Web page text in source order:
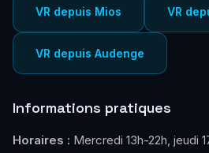
VR depuis Mios VR
VR depuis Audenge
Informations pratiques
Horaires : Mercredi 13h-22h, jeudi